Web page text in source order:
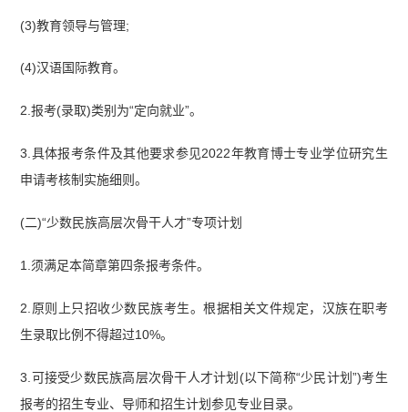
(3)教育领导与管理;
(4)汉语国际教育。
2.报考(录取)类别为“定向就业”。
3.具体报考条件及其他要求参见2022年教育博士专业学位研究生
申请考核制实施细则。
(二)“少数民族高层次骨干人才”专项计划
1.须满足本简章第四条报考条件。
2.原则上只招收少数民族考生。根据相关文件规定，汉族在职考
生录取比例不得超过10%。
3.可接受少数民族高层次骨干人才计划(以下简称“少民计划”)考生
报考的招生专业、导师和招生计划参见专业目录。